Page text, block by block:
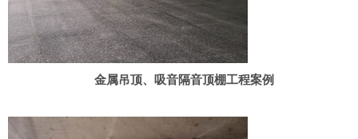
金属吊顶、吸音隔音顶棚工程案例